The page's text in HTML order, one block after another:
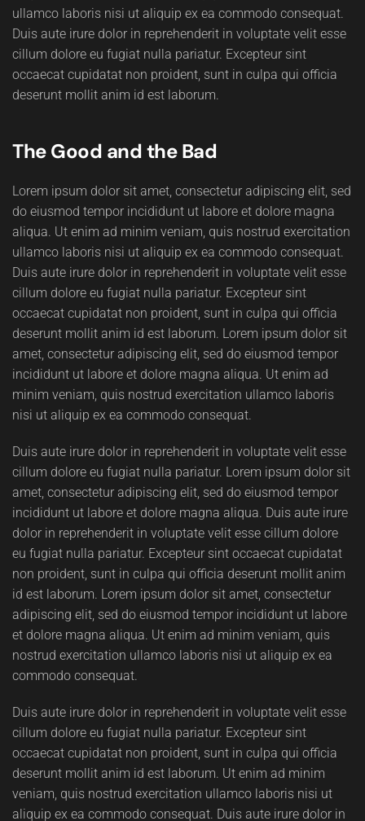
ullamco laboris nisi ut aliquip ex ea commodo consequat.
Duis aute irure dolor in reprehenderit in voluptate velit esse
cillum dolore eu fugiat nulla pariatur. Excepteur sint
occaecat cupidatat non proident, sunt in culpa qui officia
deserunt mollit anim id est laborum.
The Good and the Bad
Lorem ipsum dolor sit amet, consectetur adipiscing elit, sed
do eiusmod tempor incididunt ut labore et dolore magna
aliqua. Ut enim ad minim veniam, quis nostrud exercitation
ullamco laboris nisi ut aliquip ex ea commodo consequat.
Duis aute irure dolor in reprehenderit in voluptate velit esse
cillum dolore eu fugiat nulla pariatur. Excepteur sint
occaecat cupidatat non proident, sunt in culpa qui officia
deserunt mollit anim id est laborum. Lorem ipsum dolor sit
amet, consectetur adipiscing elit, sed do eiusmod tempor
incididunt ut labore et dolore magna aliqua. Ut enim ad
minim veniam, quis nostrud exercitation ullamco laboris
nisi ut aliquip ex ea commodo consequat.
Duis aute irure dolor in reprehenderit in voluptate velit esse
cillum dolore eu fugiat nulla pariatur. Lorem ipsum dolor sit
amet, consectetur adipiscing elit, sed do eiusmod tempor
incididunt ut labore et dolore magna aliqua. Duis aute irure
dolor in reprehenderit in voluptate velit esse cillum dolore
eu fugiat nulla pariatur. Excepteur sint occaecat cupidatat
non proident, sunt in culpa qui officia deserunt mollit anim
id est laborum. Lorem ipsum dolor sit amet, consectetur
adipiscing elit, sed do eiusmod tempor incididunt ut labore
et dolore magna aliqua. Ut enim ad minim veniam, quis
nostrud exercitation ullamco laboris nisi ut aliquip ex ea
commodo consequat.
Duis aute irure dolor in reprehenderit in voluptate velit esse
cillum dolore eu fugiat nulla pariatur. Excepteur sint
occaecat cupidatat non proident, sunt in culpa qui officia
deserunt mollit anim id est laborum. Ut enim ad minim
veniam, quis nostrud exercitation ullamco laboris nisi ut
aliquip ex ea commodo consequat. Duis aute irure dolor in